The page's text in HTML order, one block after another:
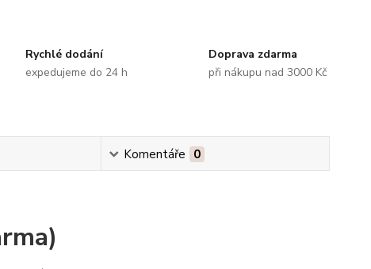
Rychlé dodání
expedujeme do 24 h
Doprava zdarma
při nákupu nad 3000 Kč
Komentáře 0